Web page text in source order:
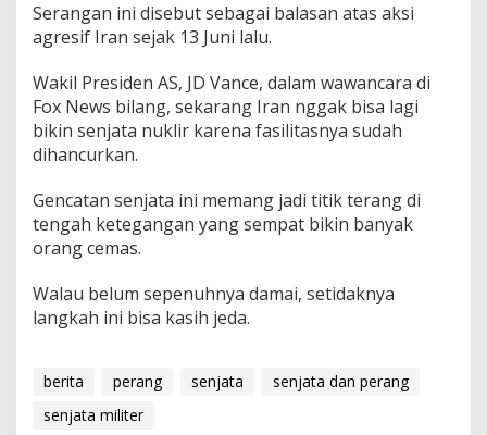
Serangan ini disebut sebagai balasan atas aksi
agresif Iran sejak 13 Juni lalu.
Wakil Presiden AS, JD Vance, dalam wawancara di
Fox News bilang, sekarang Iran nggak bisa lagi
bikin senjata nuklir karena fasilitasnya sudah
dihancurkan.
Gencatan senjata ini memang jadi titik terang di
tengah ketegangan yang sempat bikin banyak
orang cemas.
Walau belum sepenuhnya damai, setidaknya
langkah ini bisa kasih jeda.
berita perang senjata
senjata dan perang
senjata militer